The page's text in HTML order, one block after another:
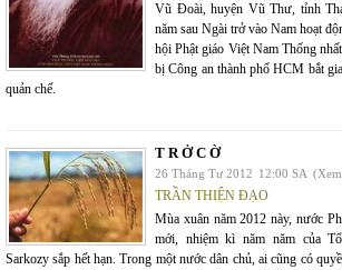
Vũ Đoài, huyện Vũ Thư, tỉnh
năm sau Ngài trở vào Nam hoạt
hội Phật giáo Việt Nam Thống
bị Công an thành phố HCM bắt
quản chế.
T R Ở C Ờ
26 Tháng Tư 2012 12:00 SA
TRẦN THIỆN ĐẠO
Mùa xuân năm 2012 này, nước
mới, nhiệm kì năm năm của
Sarkozy sắp hết hạn. Trong một nước dân chủ, ai cũng có